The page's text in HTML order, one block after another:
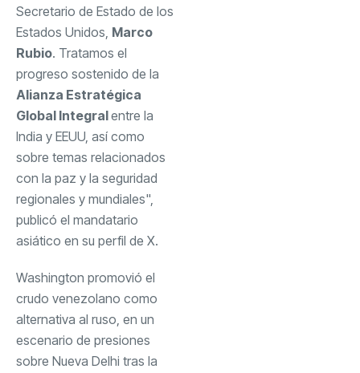
Secretario de Estado de los
Estados Unidos, Marco
Rubio. Tratamos el
progreso sostenido de la
Alianza Estratégica
Global Integralentre la
India y EEUU, así como
sobre temas relacionados
con la paz y la seguridad
regionales y mundiales",
publicó el mandatario
asiático en su perfil de X.
Washington promovió el
crudo venezolano como
alternativa al ruso, en un
escenario de presiones
sobre Nueva Delhi tras la